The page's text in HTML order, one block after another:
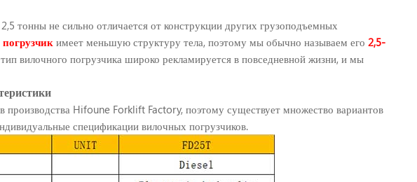
тонны не сильно отличается от конструкции других грузоподъемных
имеет меньшую структуру тела, поэтому мы обычно называем его 2,5-
вилочного погрузчика широко рекламируется в повседневной жизни, и мы
производства Hifoune Forklift Factory, поэтому существует множество вариантов
спецификации вилочных погрузчиков.